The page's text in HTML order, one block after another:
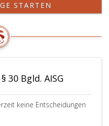
STARTEN
30 Bgld. AISG
keine Entscheidungen